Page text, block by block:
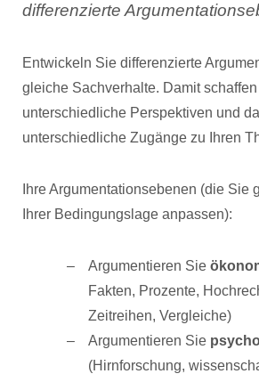
differenzierte
Entwickeln Sie differenzierte
gleiche Sachverhalte. Damit
unterschiedliche Perspektiven und
unterschiedliche Zugänge zu Ihren
Ihre Argumentationsebenen (die Sie
Ihrer Bedingungslage anpassen):
Argumentieren Sie
Fakten, Prozente,
Zeitreihen, Vergleiche)
Argumentieren Sie
(Hirnforschung,